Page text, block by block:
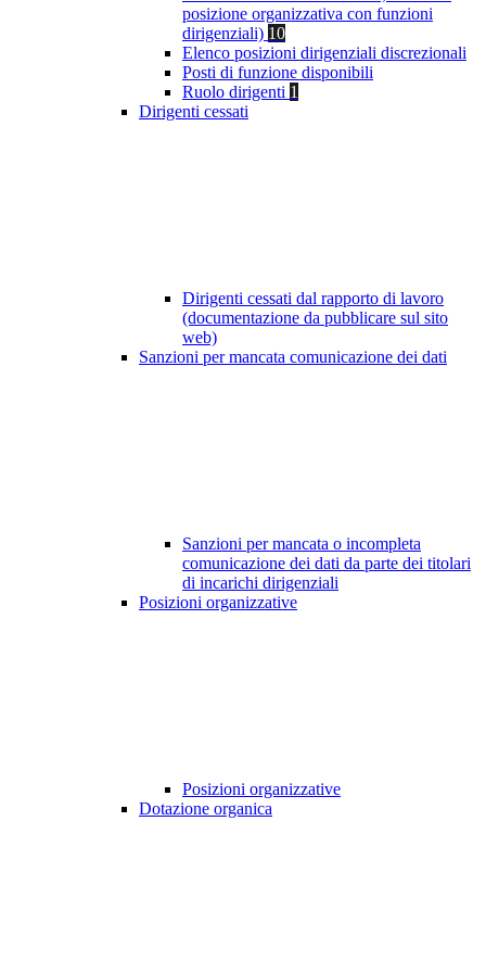
posizione organizzativa con funzioni
dirigenziali) 10
Elenco posizioni dirigenziali discrezionali
Posti di funzione disponibili
Ruolo dirigenti 1
Dirigenti cessati
Dirigenti cessati dal rapporto di lavoro
(documentazione da pubblicare sul sito
web)
Sanzioni per mancata comunicazione dei dati
Sanzioni per mancata o incompleta
comunicazione dei dati da parte dei titolari
di incarichi dirigenziali
Posizioni organizzative
Posizioni organizzative
Dotazione organica